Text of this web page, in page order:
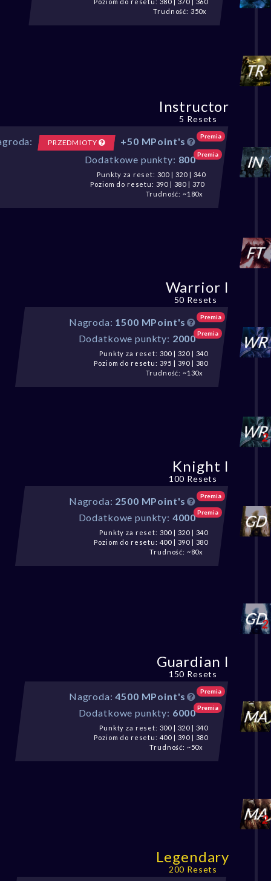
Poziom do resetu: 380 | 370 | 360
Trudność: 350x
Instructor
5 Resets
PRZEDMIOTY +50 MPoint's Premia
Dodatkowe punkty: 800Premia
Punkty za reset: 300 | 320 | 340
Poziom do resetu: 390 | 380 | 370
Trudność: ~180x
Warrior I
50 Resets
Nagroda: 1500 MPoint's Premia
Dodatkowe punkty: 2000Premia
Punkty za reset: 300 | 320 | 340
Poziom do resetu: 395 | 390 | 380
Trudność: ~130x
Knight I
100 Resets
Nagroda: 2500 MPoint's Premia
Dodatkowe punkty: 4000Premia
Punkty za reset: 300 | 320 | 340
Poziom do resetu: 400 | 390 | 380
Trudność: ~80x
Guardian I
150 Resets
Nagroda:4500 MPoint's Premia
Dodatkowe punkty: 6000Premia
Punkty za reset: 300 | 320 | 340
Poziom do resetu: 400 | 390 | 380
Trudność: ~50x
Legendary
200 Resets